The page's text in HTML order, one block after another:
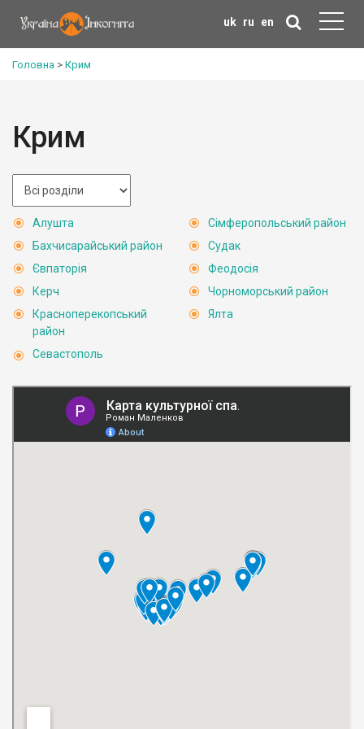
uk ru en
Головна > Крим
Крим
Алушта
Бахчисарайський район
Євпаторія
Керч
Красноперекопський
район
Севастополь
Сімферопольський район
Судак
Феодосія
Чорноморський район
Ялта